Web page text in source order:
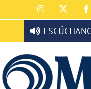
al
contenido
Instagram